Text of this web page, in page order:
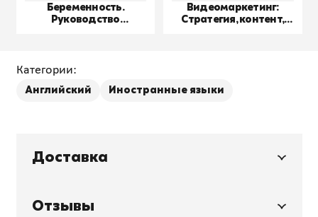
Беременность.
Руководство
Видеомаркетинг:
Стратегия, контент,
Категории:
Английский Иностранные языки
Доставка
Отзывы